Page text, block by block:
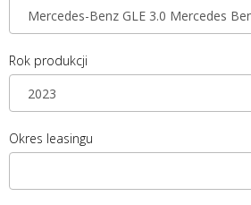
Rok produkcji
Okres leasingu